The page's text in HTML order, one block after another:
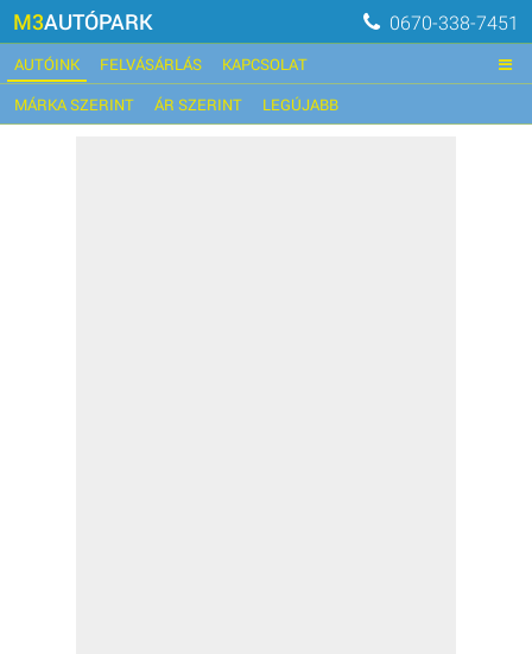
M3AUTÓPARK 0670-338-7451
AUTÓINK FELVÁSÁRLÁS
KAPCSOLAT
MÁRKA SZERINT
ÁR SZERINT LEGÚJABB